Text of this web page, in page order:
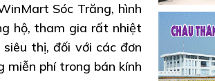
Sóc Trăng, hình
hộ, tham gia rất nhiệt
thị, đối với các đơn
phí trong bán kính